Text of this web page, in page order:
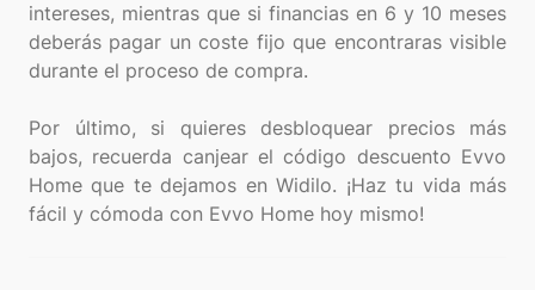
intereses, mientras que si financias en 6 y 10 meses
deberás pagar un coste fijo que encontraras visible
durante el proceso de compra.
Por último, si quieres desbloquear precios más
bajos, recuerda canjear el código descuento Evvo
Home que te dejamos en Widilo. ¡Haz tu vida más